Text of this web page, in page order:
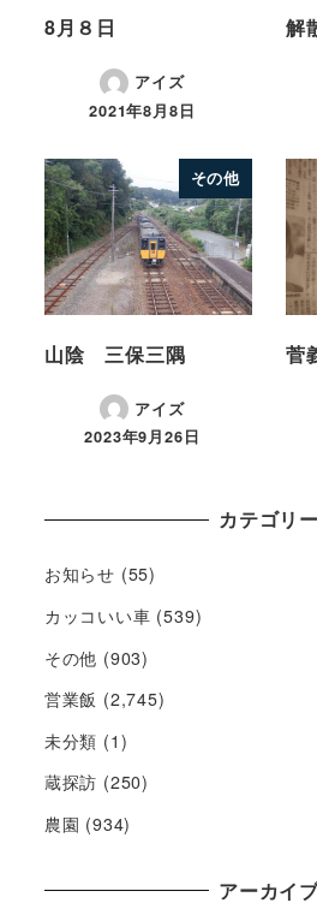
8月８日
アイズ
2021年8月8日
解
その他
山陰 三保三隅
アイズ
2023年9月26日
菅
カテゴリー
お知らせ (55)
カッコいい車 (539)
その他 (903)
営業飯 (2,745)
未分類 (1)
蔵探訪 (250)
農園 (934)
アーカイ